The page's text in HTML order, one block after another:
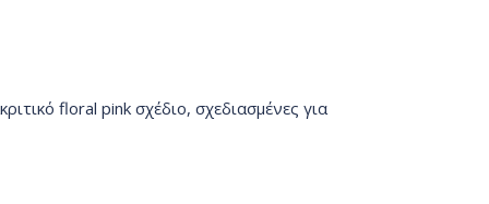
floral pink σχέδιο, σχεδιασμένες για